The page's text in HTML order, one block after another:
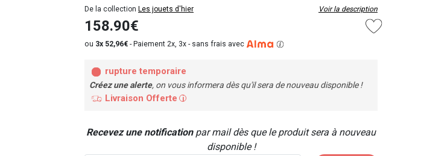
De la collection Les jouets d'hier Voir la description
158.90€
ou 3x 52,96€ - Paiement 2x, 3x -sans frais avec
rupture temporaire
Créez une alerte, on vous informera dès qu'il sera de nouveau disponible !
Livraison Offerte i
Recevez une notificationpar mail dès que le produit sera à nouveau
disponible !